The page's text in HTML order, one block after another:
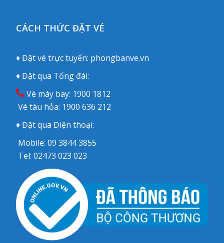
CÁCH THỨC ĐẶT VÉ
♦ Đặt vé trực tuyến: phongbanve.vn
♦ Đặt qua Tổng đài:
Vé máy bay: 1900 1812
Vé tàu hỏa: 1900 636 212
♦ Đặt qua Điện thoại:
Mobile:09 3844 3855
Tel:02473 023 023